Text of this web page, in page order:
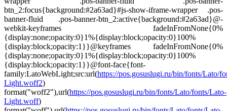
btn_2:focus{background:#2a63ad}#js-show-iframe-wrapper .pos-
banner-fluid .pos-banner-btn_2:active{background:#2a63ad}@-
webkit-keyframes fadeInFromNone{0%
{display:none;opacity:0}1%{display:block;opacity:0}100%
{display:block;opacity:1}}@keyframes fadeInFromNone{0%
{display:none;opacity:0}1%{display:block;opacity:0}100%
{display:block;opacity:1}}@font-face{font-
family:LatoWebLight;src:url(https://pos.gosuslugi.ru/bin/fonts/Lato/
Light.woff2)
format("woff2"),url(https://pos.gosuslugi.ru/bin/fonts/Lato/fonts/Lato-
Light.woff)